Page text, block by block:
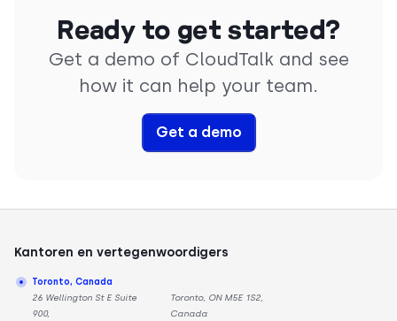
Ready to get started?
Get a demo of CloudTalk and see
how it can help your team.
Get a demo
Kantoren en vertegenwoordigers
Toronto, Canada
26 Wellington St E Suite
900,
Toronto, ON M5E 1S2,
Canada